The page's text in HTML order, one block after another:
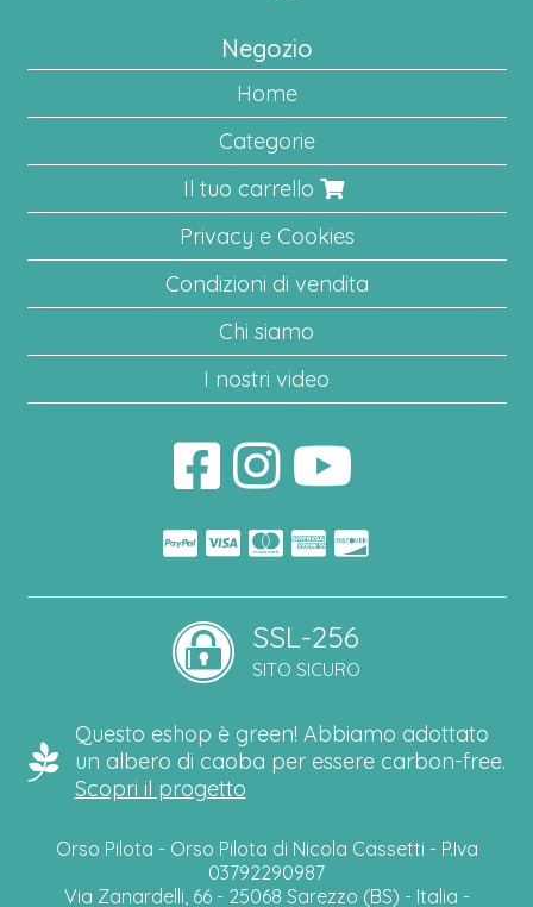
Negozio
Home
Categorie
Il tuo carrello
Privacy e Cookies
Condizioni di vendita
Chi siamo
I nostri video
SSL-256
SITO SICURO
Questo eshop è green! Abbiamo adottato
un albero di caoba per essere carbon-free.
Scopri il progetto
Orso Pilota - Orso Pilota di Nicola Cassetti - P.Iva
03792290987
Via Zanardelli, 66 - 25068 Sarezzo (BS) - Italia -